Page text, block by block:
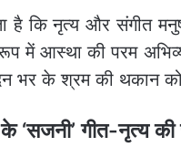
है कि नृत्य और संगीत
में आस्था की परम
भर के श्रम की थकान
‘सजनी’ गीत-नृत्य